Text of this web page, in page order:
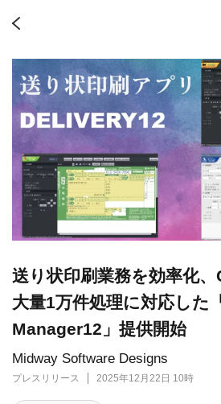
Midway Software Designs
プレスリリース 2025年12月22日 10時
送り状印刷業務を効率化、
大量1万件処理に対応し
Manager12」提供開始